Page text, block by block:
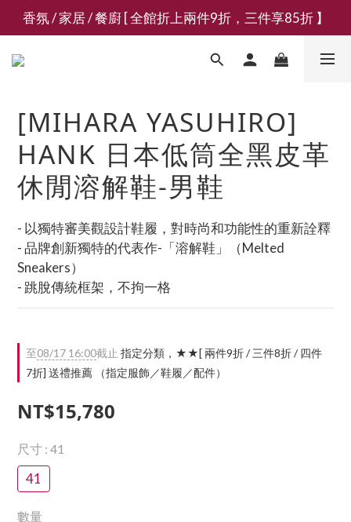
新會員募集現領抵用千元購物金
香氛 / 家居 / 餐廚 [ 全館折上兩件9折，三件享85折 】
新會員募集現領抵用千元購物金
[MIHARA YASUHIRO]
HANK 日本低筒全黑皮革
休閒溶解鞋-男鞋
- 以獨特審美觀設計鞋履，對時尚和功能性的重新詮釋
- 品牌創新獨特的代表作-「溶解鞋」（Melted
Sneakers）
- 跳脫傳統框架，不拘一格
至08/17 16:00截止 指定分類，★★[ 兩件9折 / 三件8折 / 四件
7折] 送禮推薦 （指定服飾／鞋履／配件）
NT$15,780
尺寸 : 41
41
數量